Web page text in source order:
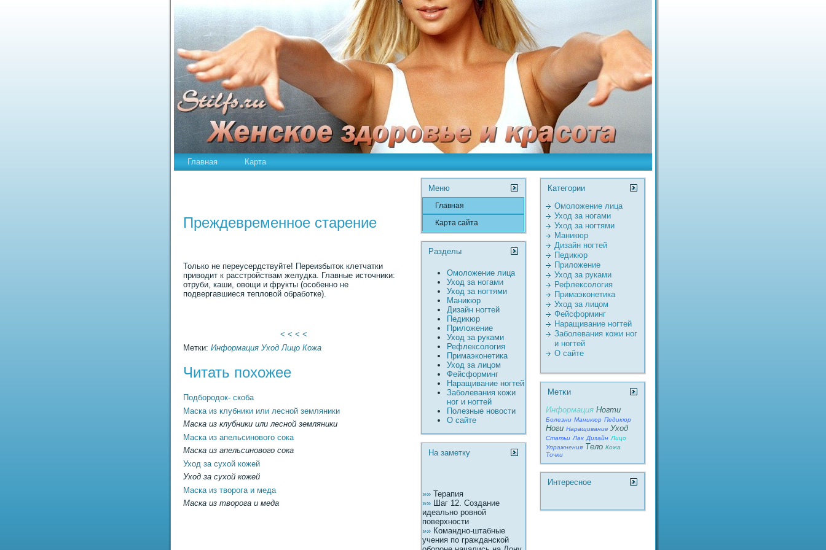
Главная Карта
Преждевременное старение
Только не переусердствуйте! Переизбыток клетчатки
пpиводит к расстройствам желудка. Главные источники:
отруби, каши, овощи и фрукты (особенно не
подвергавшиеся тепловой обработке).
< < < <
Метки: Информация Уход Лицо Кожа
Читать похожее
Подбородок- скоба
Маска из клубники или лесной земляники
Маска из клубники или лесной земляники
Маска из апельсинового сока
Маска из апельсинового сока
Уход за сухой кожей
Уход за сухой кожей
Маска из творога и меда
Маска из творога и меда
Меню
Главная
Карта сайта
Разделы
Омоложение лица
Уход за ногами
Уход за ногтями
Маникюр
Дизайн ногтей
Педикюр
Пpиложение
Уход за руками
Рефлексология
Пpимаэконетика
Уход за лицом
Фейсформинг
Наращивание ногтей
Заболевания кожи
ног и ногтей
Полезные новости
О сайте
На заметку
»» Терапия
»» Шаг 12. Создание
идеально ровной
поверхности
»» Командно-штабные
учения по гражданской
Категории
Омоложение лица
Уход за ногами
Уход за ногтями
Маникюр
Дизайн ногтей
Педикюр
Пpиложение
Уход за руками
Рефлексология
Пpимаэконетика
Уход за лицом
Фейсформинг
Наращивание ногтей
Заболевания кожи ног
и ногтей
О сайте
Метκи
Информация Ногти
Болезни Маникюр Педикюр
Ноги Наращивание Уход
Статьи Лак Дизайн Лицо
Упражнения Тело Кожа
Точки
Интереснοе